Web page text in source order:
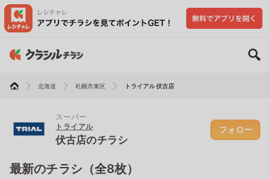
北海道 札幌市東区 トライアル 伏古店
スーパー
トライアル
伏古店のチラシ
フォロー
最新のチラシ（全8枚）